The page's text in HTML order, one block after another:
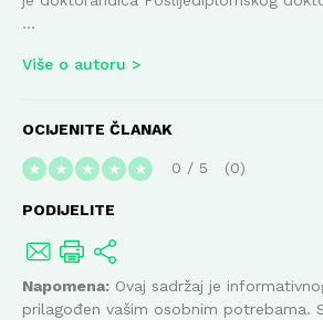
...
Više o autoru
OCIJENITE ČLANAK
★ ★ ★ ★ ★ 0 / 5 0
PODIJELITE
Napomena: Ovaj sadržaj je
prilagođen vašim osobnim potrebama.